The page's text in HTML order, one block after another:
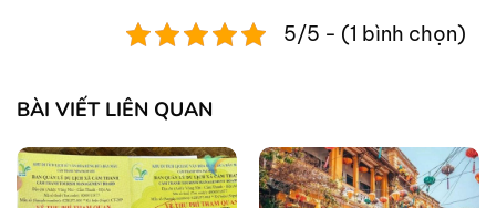
5/5 - (1 bình chọn)
BÀI VIẾT LIÊN QUAN